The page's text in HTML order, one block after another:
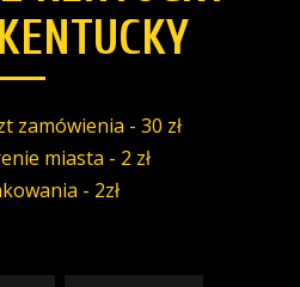
zamówienia - 30 zł
miasta - 2 zł
- 2zł